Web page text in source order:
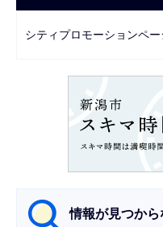
で
ーシティプロモーションペー
情報が見つから